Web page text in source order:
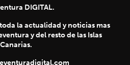
DIGITAL.
la actualidad y noticias mas
y del resto de las Islas
Canarias.